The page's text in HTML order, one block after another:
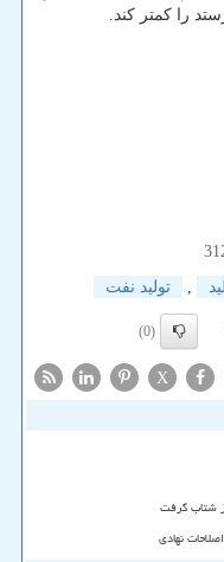
را كمتر كند.
, تولید نفت
(0)
X
نهادی